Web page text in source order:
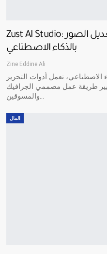
Zust AI Studio: أداة متكاملة للربح من تعديل الصور
بالذكاء الاصطناعي
Zine Eddine Ali
الاصطناعي، تعمل أدوات التحرير
طريقة عمل مصممي الجرافيك
والمسوقين…
المال